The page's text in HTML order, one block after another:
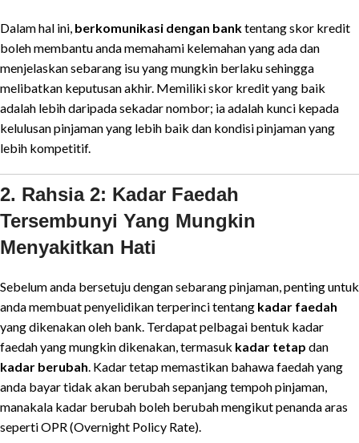
Dalam hal ini, berkomunikasi dengan banktentang skor kredit
boleh membantu anda memahami kelemahan yang ada dan
menjelaskan sebarang isu yang mungkin berlaku sehingga
melibatkan keputusan akhir. Memiliki skor kredit yang baik
adalah lebih daripada sekadar nombor; ia adalah kunci kepada
kelulusan pinjaman yang lebih baik dan kondisi pinjaman yang
lebih kompetitif.
2. Rahsia 2: Kadar Faedah
Tersembunyi Yang Mungkin
Menyakitkan Hati
Sebelum anda bersetuju dengan sebarang pinjaman, penting untuk
anda membuat penyelidikan terperinci tentang kadar faedah
yang dikenakan oleh bank. Terdapat pelbagai bentuk kadar
faedah yang mungkin dikenakan, termasuk kadar tetap dan
kadar berubah . Kadar tetap memastikan bahawa faedah yang
anda bayar tidak akan berubah sepanjang tempoh pinjaman,
manakala kadar berubah boleh berubah mengikut penanda aras
seperti OPR (Overnight Policy Rate).